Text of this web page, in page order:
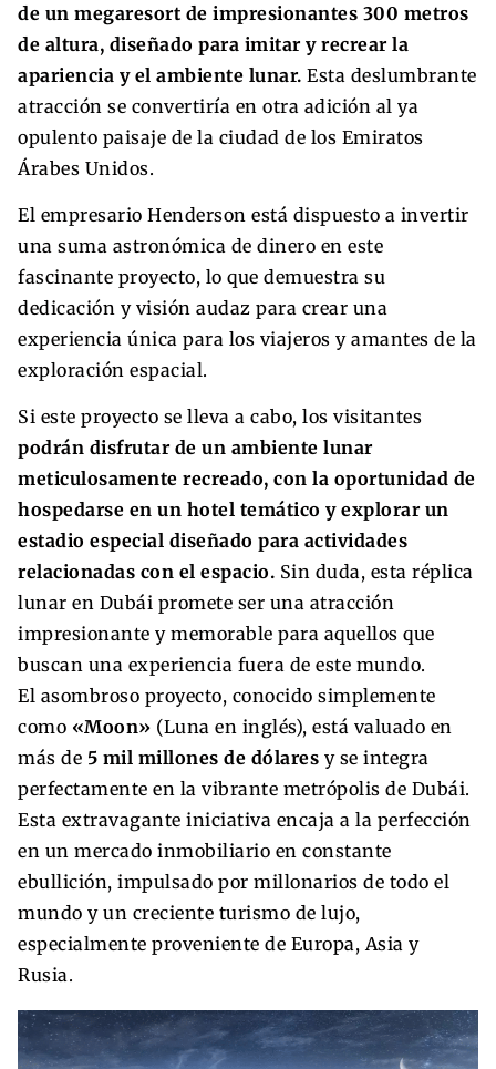
de un megaresort de impresionantes 300 metros
de altura, diseñado para imitar y recrear la
apariencia y el ambiente lunar. Esta deslumbrante
atracción se convertiría en otra adición al ya
opulento paisaje de la ciudad de los Emiratos
Árabes Unidos.
El empresario Henderson está dispuesto a invertir
una suma astronómica de dinero en este
fascinante proyecto, lo que demuestra su
dedicación y visión audaz para crear una
experiencia única para los viajeros y amantes de la
exploración espacial.
Si este proyecto se lleva a cabo, los visitantes
podrán disfrutar de un ambiente lunar
meticulosamente recreado, con la oportunidad de
hospedarse en un hotel temático y explorar un
estadio especial diseñado para actividades
relacionadas con el espacio. Sin duda, esta réplica
lunar en Dubái promete ser una atracción
impresionante y memorable para aquellos que
buscan una experiencia fuera de este mundo.
El asombroso proyecto, conocido simplemente
como «Moon» (Luna en inglés), está valuado en
más de 5 mil millones de dólares y se integra
perfectamente en la vibrante metrópolis de Dubái.
Esta extravagante iniciativa encaja a la perfección
en un mercado inmobiliario en constante
ebullición, impulsado por millonarios de todo el
mundo y un creciente turismo de lujo,
especialmente proveniente de Europa, Asia y
Rusia.